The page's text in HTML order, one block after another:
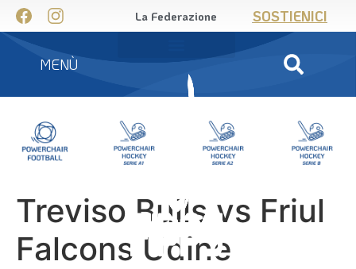
La Federazione SOSTIENICI
MENÙ
Treviso Bulls vs Friul
Falcons Udine